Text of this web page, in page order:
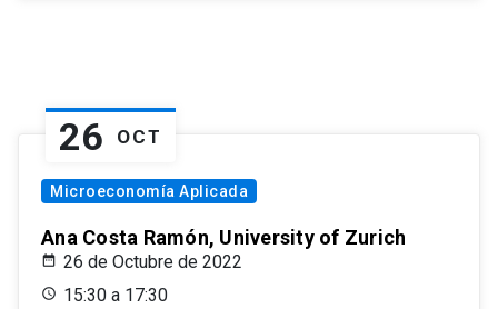
26 OCT
Microeconomía Aplicada
Ana Costa Ramón, University of Zurich
26 de Octubre de 2022
15:30 a 17:30